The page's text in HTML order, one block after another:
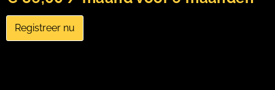
Registreer nu